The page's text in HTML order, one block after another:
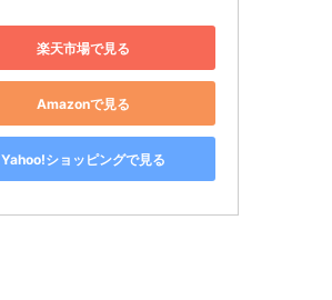
楽天市場で見る
Amazonで見る
Yahoo!ショッピングで見る